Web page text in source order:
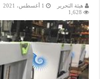
هيئة التحرير 1 أغسطس، 2021
1,628